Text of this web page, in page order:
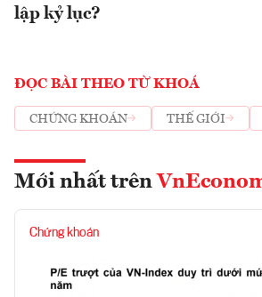
lập kỷ lục?
ĐỌC BÀI THEO TỪ KHOÁ
CHỨNG KHOÁN THẾ GIỚI
Mới nhất trên
Chứng khoán